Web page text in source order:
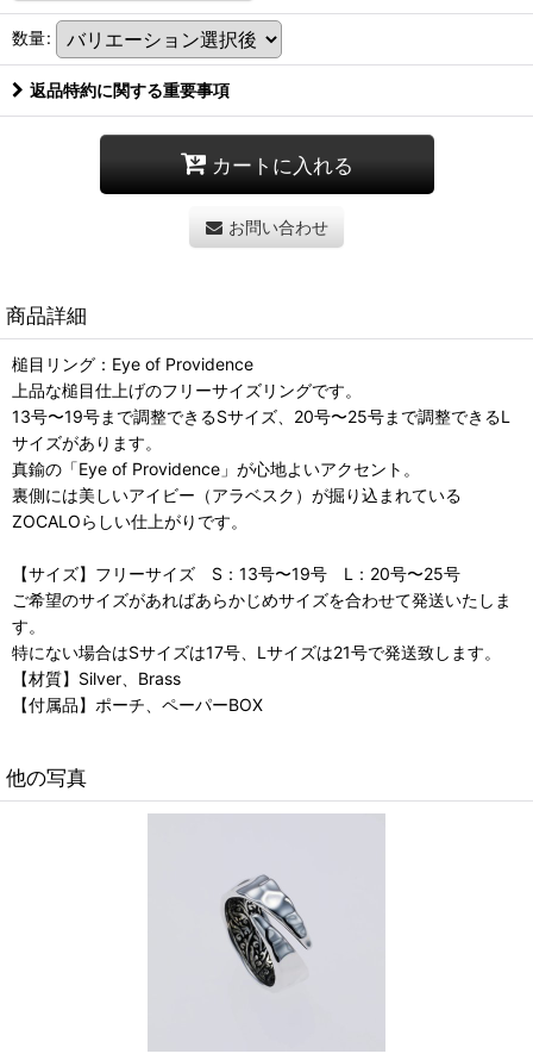
数量:
返品特約に関する重要事項
カートに入れる
お問い合わせ
商品詳細
槌目リング：Eye of Providence
上品な槌目仕上げのフリーサイズリングです。
13号〜19号まで調整できるSサイズ、20号〜25号まで調整できるL
サイズがあります。
真鍮の「Eye of Providence」が心地よいアクセント。
裏側には美しいアイビー（アラベスク）が掘り込まれている
ZOCALOらしい仕上がりです。
【サイズ】フリーサイズ S：13号〜19号 L：20号〜25号
ご希望のサイズがあればあらかじめサイズを合わせて発送いたしま
す。
特にない場合はSサイズは17号、Lサイズは21号で発送致します。
【材質】Silver、Brass
【付属品】ポーチ、ペーパーBOX
他の写真